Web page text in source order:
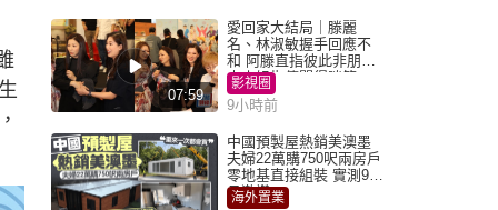
07:59
愛回家大結局｜滕麗
名、林淑敏握手回應不
和 阿滕直指彼此非朋友
大小姐指傳聞得啖笑
影視圈
9小時前
中國預製屋熱銷美澳墨
夫婦22萬購750呎兩房戶
零地基直接組裝 實測9個
月激讚
海外置業